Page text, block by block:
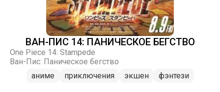
ВАН-ПИС 14: ПАНИЧЕСКОЕ БЕГСТВО
One Piece 14: Stampede
Ван-Пис: Паническое бегство
аниме
приключения экшен фэнтези